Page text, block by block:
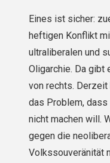
Eines ist sicher:
heftigen Konflikt
ultraliberalen und
Oligarchie. Da gibt
von rechts.
das Problem, dass
nicht machen will.
gegen die
Volkssouveränität